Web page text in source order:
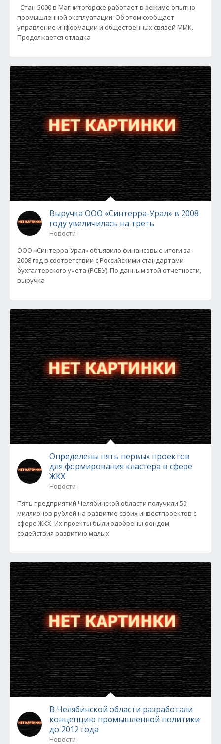
Стан-5000 в Магнитогорске работает в режиме опытно-
промышленной эксплуатации. Об этом сообщает
управление информации и общественных связей ММК.
Продолжается отладка
Выручка ООО «Синтерра-Урал» в 2008
году увеличилась на треть
Новости
ООО «Синтерра-Урал» объявило финансовые итоги за
2008 год в соответствии с Российскими стандартами
бухгалтерского учета (РСБУ). По данным этой отчетности,
выручка
Определены пять первых проектов
для формирования кластера в сфере
ЖКХ
Новости
Пять предприятий Челябинской области получили 50
миллионов рублей на развитие своих инвестпроектов с
сфере ЖКХ. Их проекты были одобрены фондом
содействия развитию малых
В Челябинской области разработали
концепцию промышленной политики
до 2012 года
Новости